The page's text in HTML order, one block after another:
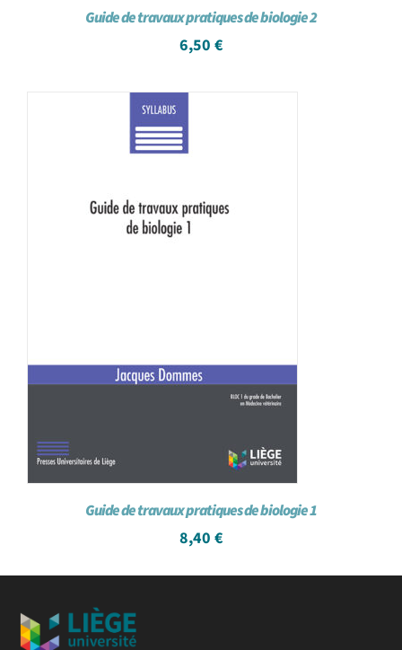
Guide de travaux pratiques de biologie 2
6,50 €
Guide de travaux pratiques de biologie 1
8,40 €